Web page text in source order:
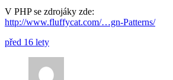
V PHP se zdrojáky zde:
http://www.fluffycat.com/…gn-Patterns/
před 16 lety